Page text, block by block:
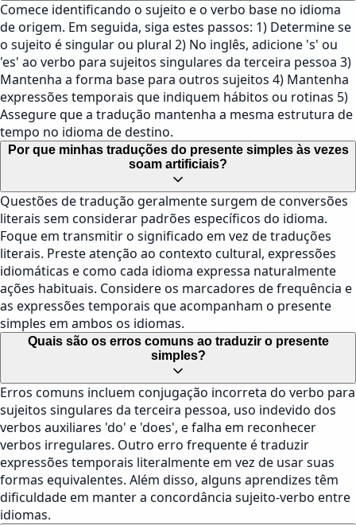
Comece identificando o sujeito e o verbo base no idioma
de origem. Em seguida, siga estes passos: 1) Determine se
o sujeito é singular ou plural 2) No inglês, adicione 's' ou
'es' ao verbo para sujeitos singulares da terceira pessoa 3)
Mantenha a forma base para outros sujeitos 4) Mantenha
expressões temporais que indiquem hábitos ou rotinas 5)
Assegure que a tradução mantenha a mesma estrutura de
tempo no idioma de destino.
Por que minhas traduções do presente simples às vezes
soam artificiais?
Questões de tradução geralmente surgem de conversões
literais sem considerar padrões específicos do idioma.
Foque em transmitir o significado em vez de traduções
literais. Preste atenção ao contexto cultural, expressões
idiomáticas e como cada idioma expressa naturalmente
ações habituais. Considere os marcadores de frequência e
as expressões temporais que acompanham o presente
simples em ambos os idiomas.
Quais são os erros comuns ao traduzir o presente
simples?
Erros comuns incluem conjugação incorreta do verbo para
sujeitos singulares da terceira pessoa, uso indevido dos
verbos auxiliares 'do' e 'does', e falha em reconhecer
verbos irregulares. Outro erro frequente é traduzir
expressões temporais literalmente em vez de usar suas
formas equivalentes. Além disso, alguns aprendizes têm
dificuldade em manter a concordância sujeito-verbo entre
idiomas.